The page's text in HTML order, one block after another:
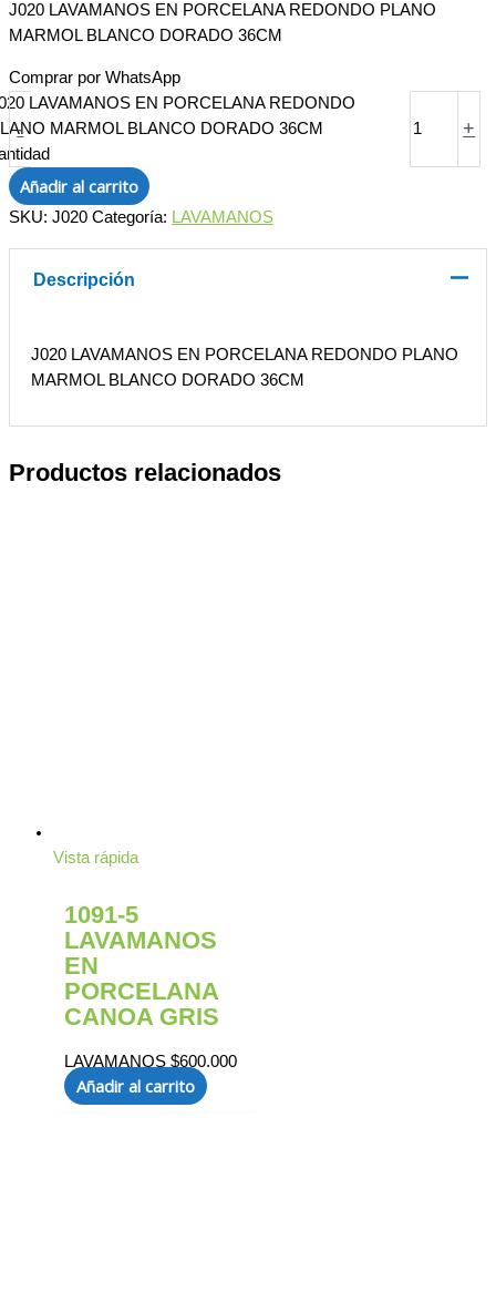
J020 LAVAMANOS EN PORCELANA REDONDO PLANO
MARMOL BLANCO DORADO 36CM
Comprar por WhatsApp
-
LAVAMANOS EN PORCELANA REDONDO
MARMOL BLANCO DORADO 36CM
+
Añadir al carrito
SKU: J020 Categoría: LAVAMANOS
Descripción
J020 LAVAMANOS EN PORCELANA REDONDO PLANO
MARMOL BLANCO DORADO 36CM
Productos relacionados
Vista rápida
1091-5
LAVAMANOS
EN
PORCELANA
CANOA GRIS
LAVAMANOS $600.000
Añadir al carrito